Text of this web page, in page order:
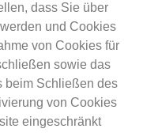
dass Sie über
und Cookies
von Cookies für
sowie das
beim Schließen des
von Cookies
eingeschränkt